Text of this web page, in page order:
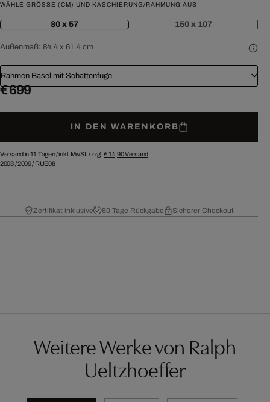
WÄHLE GRÖSSE (CM) UND KASCHIERUNG/RAHMUNG AUS:
80 x 57 150 x 107
Außenmaß: 84.4 x 61.4 cm
Rahmen Basel mit Schattenfuge
€ 699
IN DEN WARENKORB
Versand in 11 Tagen /inkl. MwSt. / zzgl.€ 14,90Versand
2008/2009/ RUE08
Zertifikat inklusive 60 Tage Rückgabe Sicherer Checkout
Weitere Werke von Ralph
Ueltzhoeffer